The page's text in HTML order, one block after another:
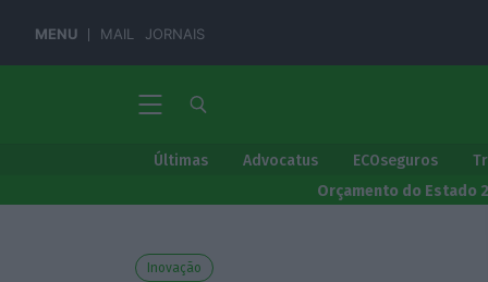
MENU MAIL JORNAIS
Últimas Advocatus ECOseguros
Orçamento do Estado
Inovação